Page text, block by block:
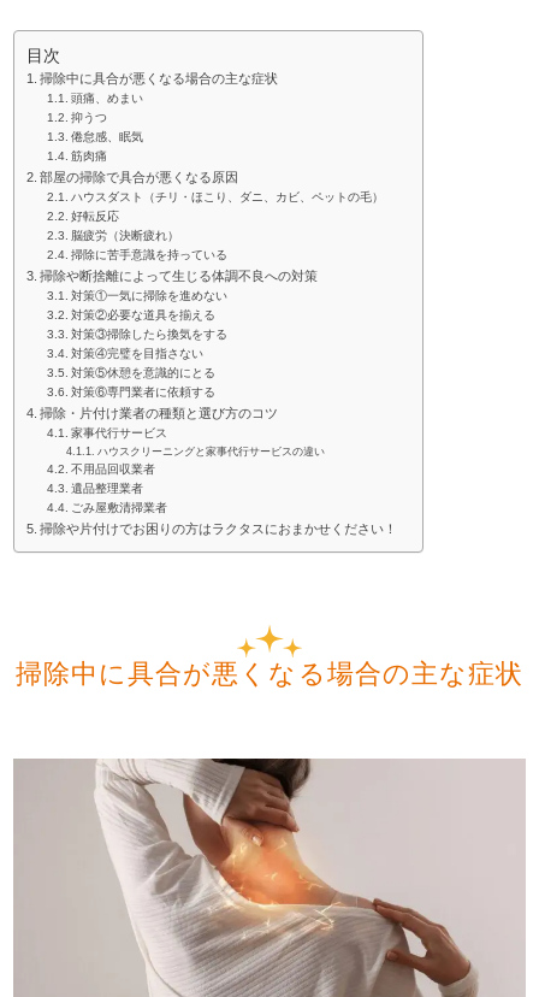
目次
掃除中に具合が悪くなる場合の主な症状
頭痛、めまい
抑うつ
倦怠感、眠気
筋肉痛
部屋の掃除で具合が悪くなる原因
ハウスダスト（チリ・ほこり、ダニ、カビ、ペットの毛）
好転反応
脳疲労（決断疲れ）
掃除に苦手意識を持っている
掃除や断捨離によって生じる体調不良への対策
対策①一気に掃除を進めない
対策②必要な道具を揃える
対策③掃除したら換気をする
対策④完璧を目指さない
対策⑤休憩を意識的にとる
対策⑥専門業者に依頼する
掃除・片付け業者の種類と選び方のコツ
家事代行サービス
ハウスクリーニングと家事代行サービスの違い
不用品回収業者
遺品整理業者
ごみ屋敷清掃業者
掃除や片付けでお困りの方はラクタスにおまかせください！
掃除中に具合が悪くなる場合の主な症状